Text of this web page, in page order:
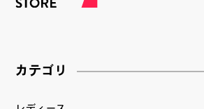
カテゴリ